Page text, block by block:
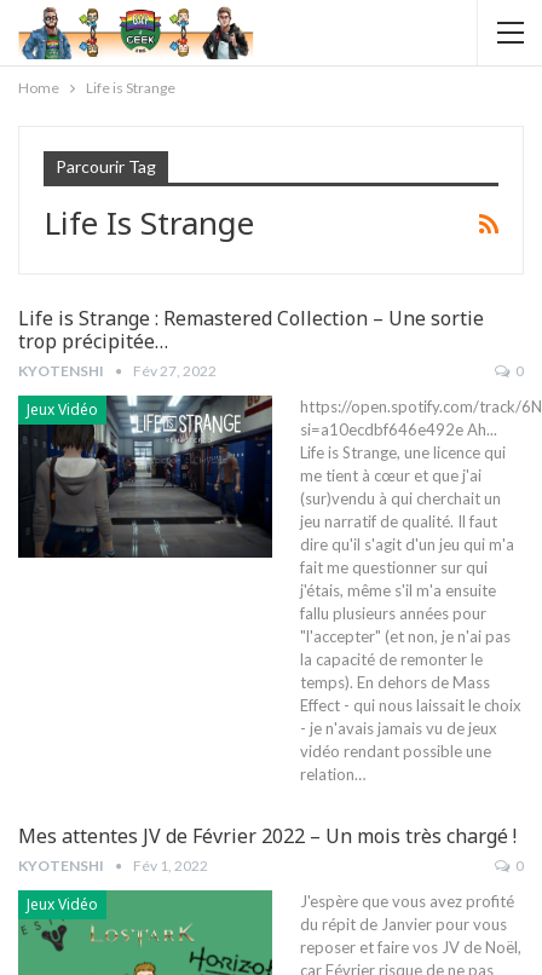
Home Life is Strange
Parcourir Tag
Life Is Strange
Life is Strange : Remastered Collection – Une sortie
trop précipitée…
KYOTENSHI Fév 27, 2022 0
Jeux Vidéo
https://open.spotify.com/track/
si=a10ecdbf646e492eAh...
Life is Strange, une licence qui
me tient à cœur et que j'ai
(sur)vendu à qui cherchait un
jeu narratif de qualité. Il faut
dire qu'il s'agit d'un jeu qui m'a
fait me questionner sur qui
j'étais, même s'il m'a ensuite
fallu plusieurs années pour
"l'accepter" (et non, je n'ai pas
la capacité de remonter le
temps). En dehors de Mass
Effect - qui nous laissait le choix
- je n'avais jamais vu de jeux
vidéo rendant possible une
relation…
Mes attentes JV de Février 2022 – Un mois très chargé !
KYOTENSHI Fév 1, 2022 0
Jeux Vidéo
J'espère que vous avez profité
du répit de Janvier pour vous
reposer et faire vos JV de Noël,
car Février risque de ne pas